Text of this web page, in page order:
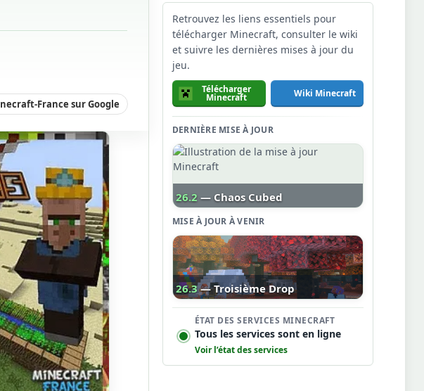
France sur Google
Retrouvez les liens essentiels pour
télécharger Minecraft, consulter le wiki
et suivre les dernières mises à jour du
jeu.
Télécharger
Minecraft Wiki Minecraft
DERNIÈRE MISE À JOUR
26.2 — Chaos Cubed
MISE À JOUR À VENIR
26.3 — Troisième Drop
ÉTAT DES SERVICES MINECRAFT
Tous les services sont en ligne
Voir l’état des services